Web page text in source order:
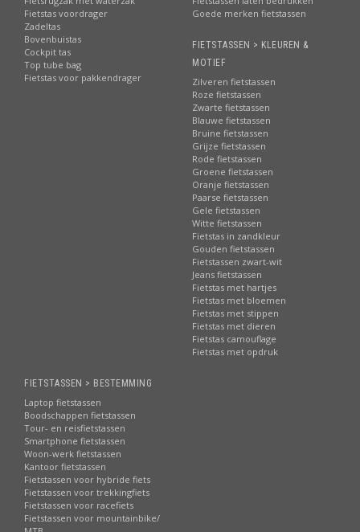
Fietstas voordrager
Zadeltas
Bovenbuistas
Cockpit tas
Top tube bag
Fietstas voor pakkendrager
Goede merken fietstassen
FIETSTASSEN > KLEUREN &
MOTIEF
Zilveren fietstassen
Roze fietstassen
Zwarte fietstassen
Blauwe fietstassen
Bruine fietstassen
Grijze fietstassen
Rode fietstassen
Groene fietstassen
Oranje fietstassen
Paarse fietstassen
Gele fietstassen
Witte fietstassen
Fietstas in zandkleur
Gouden fietstassen
Fietstassen zwart-wit
Jeans fietstassen
Fietstas met hartjes
Fietstas met bloemen
Fietstas met stippen
Fietstas met dieren
Fietstas camouflage
Fietstas met opdruk
FIETSTASSEN > BESTEMMING
Laptop fietstassen
Boodschappen fietstassen
Tour- en reisfietstassen
Smartphone fietstassen
Woon-werk fietstassen
Kantoor fietstassen
Fietstassen voor hybride fiets
Fietstassen voor trekkingfiets
Fietstassen voor racefiets
Fietstassen voor mountainbike/